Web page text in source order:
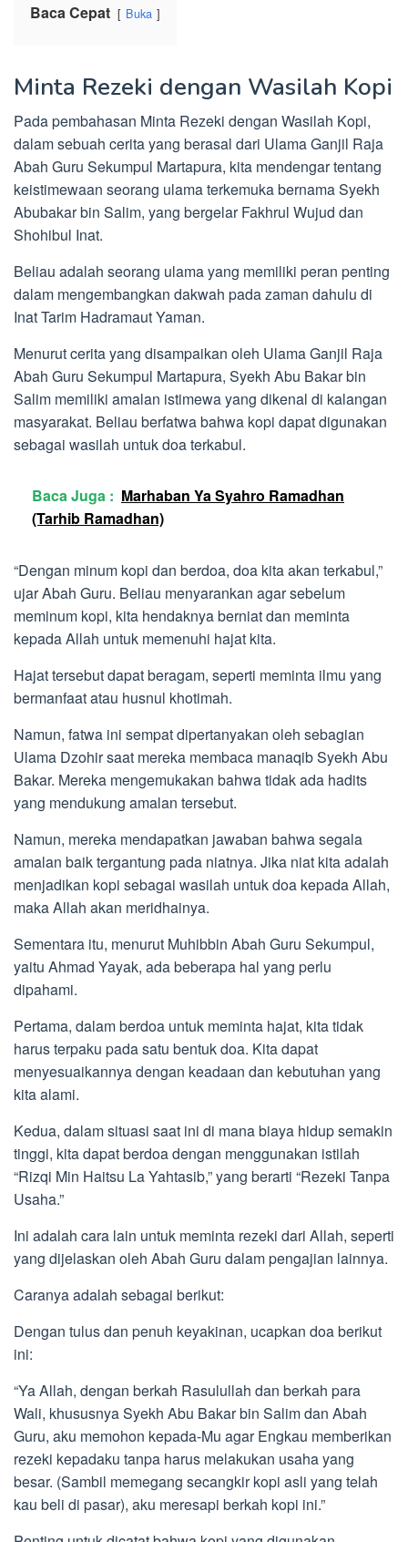
Baca Cepat Buka
Minta Rezeki dengan Wasilah Kopi
Pada pembahasan Minta Rezeki dengan Wasilah Kopi,
dalam sebuah cerita yang berasal dari Ulama Ganjil Raja
Abah Guru Sekumpul Martapura, kita mendengar tentang
keistimewaan seorang ulama terkemuka bernama Syekh
Abubakar bin Salim, yang bergelar Fakhrul Wujud dan
Shohibul Inat.
Beliau adalah seorang ulama yang memiliki peran penting
dalam mengembangkan dakwah pada zaman dahulu di
Inat Tarim Hadramaut Yaman.
Menurut cerita yang disampaikan oleh Ulama Ganjil Raja
Abah Guru Sekumpul Martapura, Syekh Abu Bakar bin
Salim memiliki amalan istimewa yang dikenal di kalangan
masyarakat. Beliau berfatwa bahwa kopi dapat digunakan
sebagai wasilah untuk doa terkabul.
Baca Juga : Marhaban Ya Syahro Ramadhan
(Tarhib Ramadhan)
“Dengan minum kopi dan berdoa, doa kita akan terkabul,”
ujar Abah Guru. Beliau menyarankan agar sebelum
meminum kopi, kita hendaknya berniat dan meminta
kepada Allah untuk memenuhi hajat kita.
Hajat tersebut dapat beragam, seperti meminta ilmu yang
bermanfaat atau husnul khotimah.
Namun, fatwa ini sempat dipertanyakan oleh sebagian
Ulama Dzohir saat mereka membaca manaqib Syekh Abu
Bakar. Mereka mengemukakan bahwa tidak ada hadits
yang mendukung amalan tersebut.
Namun, mereka mendapatkan jawaban bahwa segala
amalan baik tergantung pada niatnya. Jika niat kita adalah
menjadikan kopi sebagai wasilah untuk doa kepada Allah,
maka Allah akan meridhainya.
Sementara itu, menurut Muhibbin Abah Guru Sekumpul,
yaitu Ahmad Yayak, ada beberapa hal yang perlu
dipahami.
Pertama, dalam berdoa untuk meminta hajat, kita tidak
harus terpaku pada satu bentuk doa. Kita dapat
menyesuaikannya dengan keadaan dan kebutuhan yang
kita alami.
Kedua, dalam situasi saat ini di mana biaya hidup semakin
tinggi, kita dapat berdoa dengan menggunakan istilah
“Rizqi Min Haitsu La Yahtasib,” yang berarti “Rezeki Tanpa
Usaha.”
Ini adalah cara lain untuk meminta rezeki dari Allah, seperti
yang dijelaskan oleh Abah Guru dalam pengajian lainnya.
Caranya adalah sebagai berikut:
Dengan tulus dan penuh keyakinan, ucapkan doa berikut
ini:
“Ya Allah, dengan berkah Rasulullah dan berkah para
Wali, khususnya Syekh Abu Bakar bin Salim dan Abah
Guru, aku memohon kepada-Mu agar Engkau memberikan
rezeki kepadaku tanpa harus melakukan usaha yang
besar. (Sambil memegang secangkir kopi asli yang telah
kau beli di pasar), aku meresapi berkah kopi ini.”